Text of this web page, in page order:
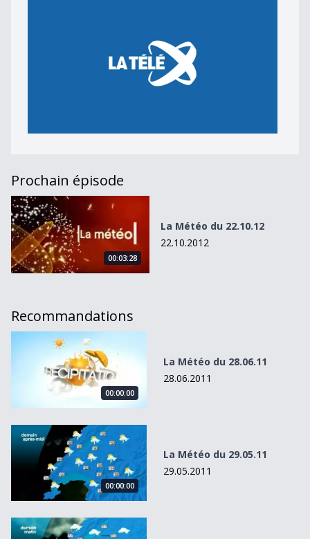
Prochain épisode
La Météo du 22.10.12
00:03:28
La Météo du 22.10.12
22.10.2012
Recommandations
La Météo du 28.06.11
00:00:00
La Météo du 28.06.11
28.06.2011
La Météo du 29.05.11
00:00:00
La Météo du 29.05.11
29.05.2011
La Météo du 16.02.10